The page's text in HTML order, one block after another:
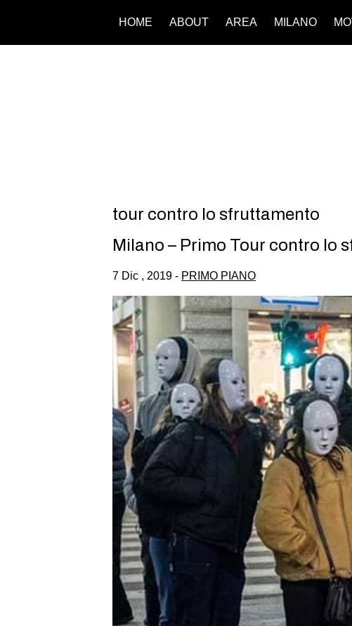
HOME ABOUT AREA MILANO
tour contro lo sfruttamento
Milano – Primo Tour contro lo
7 Dic , 2019 - PRIMO PIANO